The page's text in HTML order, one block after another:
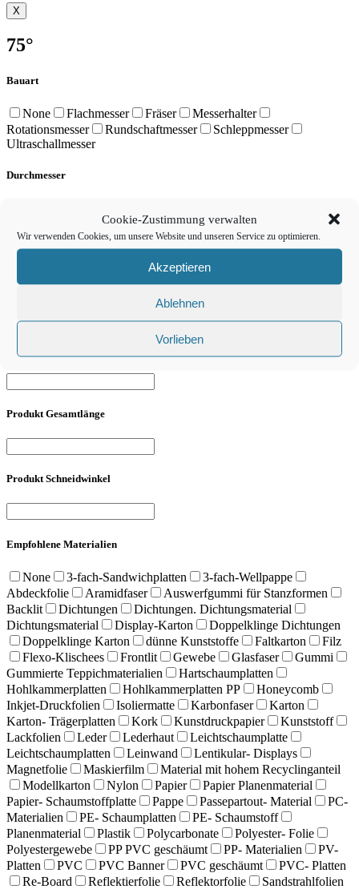
Cookie-Zustimmung verwalten
Wir verwenden Cookies, um unsere Website und unseren Service zu optimieren.
Akzeptieren
Ablehnen
Vorlieben
X
75°
Bauart
None Flachmesser Fräser
Messerhalter
Rotationsmesser
Rundschaftmesser
Schleppmesser
Ultraschallmesser
Durchmesser
Geometrie
None 1 Schneide 2 Schneiden
3 Schneiden
Runde Spitze
Runde Spitze Center
Wellenschliff
Produkt Gesamtlänge
Produkt Schneidwinkel
Empfohlene Materialien
None 3-fach-Sandwichplatten
3-fach-Wellpappe
Abdeckfolie
Aramidfaser
Auswerfgummi für Stanzformen
Backlit
Dichtungen
Dichtungen. Dichtungsmaterial
Dichtungsmaterial
Display-Karton
Doppelklinge Dichtungen
Doppelklinge Karton
dünne Kunststoffe Faltkarton
Filz
Flexo-Klischees
Frontlit Gewebe Glasfaser
Gummi
Gummierte Teppichmaterialien
Hartschaumplatten
Hohlkammerplatten
Hohlkammerplatten PP
Honeycomb
Inkjet-Druckfolien
Isoliermatte Karbonfaser
Karton
Karton- Trägerplatten
Kork Kunstdruckpapier
Kunststoff
Lackfolien
Leder Lederhaut
Leichtschaumplatte
Leichtschaumplatten
Leinwand
Lentikular- Displays
Magnetfolie
Maskierfilm
Material mit hohem Recyclinganteil
Modellkarton
Nylon Papier
Papier Planenmaterial
Papier- Schaumstoffplatte
Pappe Passepartout- Material
PC-
Materialien
PE- Schaumplatten
PE- Schaumstoff
Planenmaterial
Plastik Polycarbonate
Polyester- Folie
Polyestergewebe
PP PVC geschäumt PP- Materialien
PV-
Platten
PVC PVC Banner PVC geschäumt
PVC- Platten
Re-Board
Reflektierfolie Reflektorfolie
Sandstrahlfolien